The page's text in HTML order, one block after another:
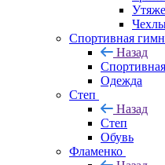
Спортивная
Назад
Одежда
Степ
Назад
Степ
Обувь
Фламенко